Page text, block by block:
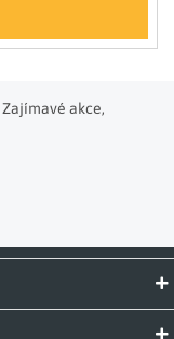
Zajímavé akce,